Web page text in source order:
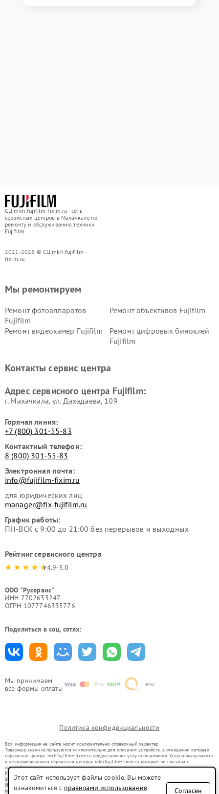
СЦ mkh.fujifilm-fixim.ru - сеть
сервисных центров в Махачкале по
ремонту и обслуживанию техники
Fujifilm
2021-2026 © СЦ mkh.fujifilm-
fixim.ru
Мы принимаем
все формы оплаты
Мы ремонтируем
Ремонт фотоаппаратов
Fujifilm
Ремонт объективов Fujifilm
Ремонт видеокамер Fujifilm
Ремонт цифровых биноклей
Fujifilm
Контакты сервис центра
Адрес сервисного центра Fujifilm:
г. Махачкала, ул. Дахадаева, 109
Горячая линия:
+7 (800) 301-55-83
Контактный телефон:
8 (800) 301-55-83
Электронная почта:
info@fujifilm-fixim.ru
для юридических лиц
manager@fix-fujifilm.ru
График работы:
ПН-ВСК с 9:00 до 21:00 без перерывов и выходных
Рейтинг сервисного центра
4.9-5.0
ООО "Русервис"
ИНН 7702633247
ОГРН 1077746335776
Поделиться в соц. сетях:
Политика конфиденциальности
Вся информация на сайте носит исключительно справочный характер.
Товарные знаки используются исключительно для описания устройств, в отношении которых
сервисные центры mkh.fujifilm-fixim.ru предоставляют услуги по ремонту. Услуги оказываются
в неавторизованных сервисных центрах mkh.fujifilm-fixim.ru, которые не связаны с
правообладателями товарных знаков или их официальными представителями.
Ремонт осуществляется для устройств, уже введенных в гражданский оборот в соответствии
со статьей 1487 ГК РФ.
Использование товарных знаков не преследует цели индивидуализации услуг или введения
потребителей в заблуждение, а служит для информирования о предоставляемых услугах по
Этот сайт использует файлы cookie. Вы можете
ознакомиться с правилами использования
Согласен